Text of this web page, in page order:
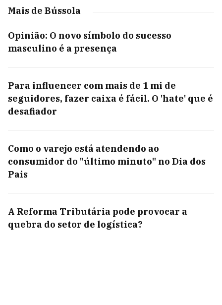
Mais de Bússola
Opinião: O novo símbolo do sucesso
masculino é a presença
Para influencer com mais de 1 mi de
seguidores, fazer caixa é fácil. O 'hate' que é
desafiador
Como o varejo está atendendo ao
consumidor do "último minuto" no Dia dos
Pais
A Reforma Tributária pode provocar a
quebra do setor de logística?